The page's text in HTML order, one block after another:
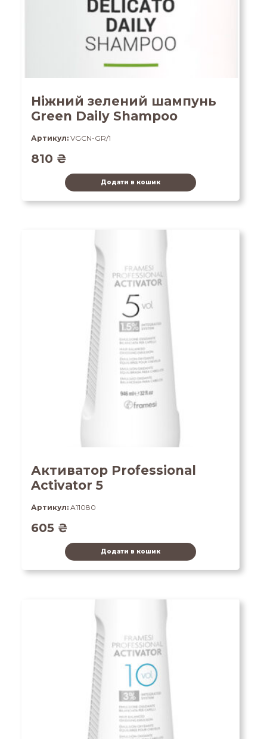
Ніжний зелений шампунь
Green Daily Shampoo
Артикул: VGCN-GR/1
810 ₴
Додати в кошик
Активатор Professional
Activator 5
Артикул: A11080
605 ₴
Додати в кошик